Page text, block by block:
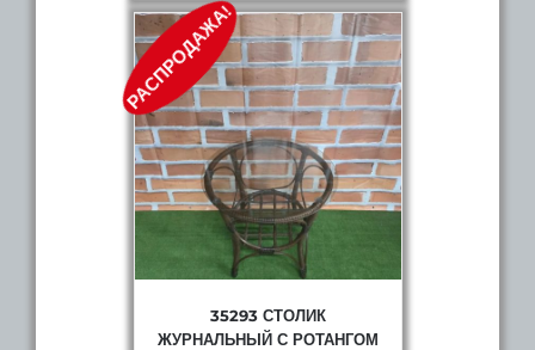
РАСПРОДАЖА!
35293 СТОЛИК
ЖУРНАЛЬНЫЙ С РОТАНГОМ